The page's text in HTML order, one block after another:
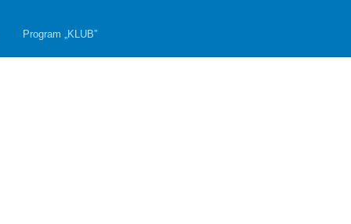
Program „KLUB”